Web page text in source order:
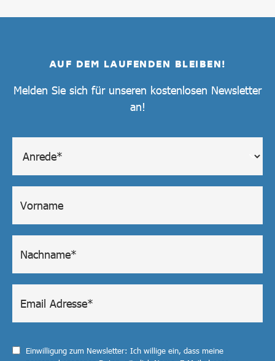
AUF DEM LAUFENDEN BLEIBEN!
Melden Sie sich für unseren kostenlosen Newsletter
an!
Einwilligung zum Newsletter: Ich willige ein, dass meine